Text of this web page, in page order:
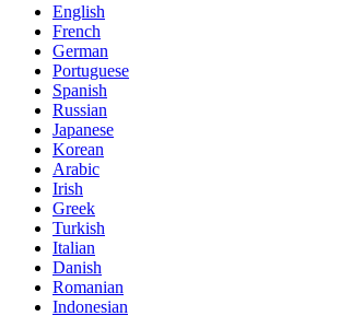
English
French
German
Portuguese
Spanish
Russian
Japanese
Korean
Arabic
Irish
Greek
Turkish
Italian
Danish
Romanian
Indonesian